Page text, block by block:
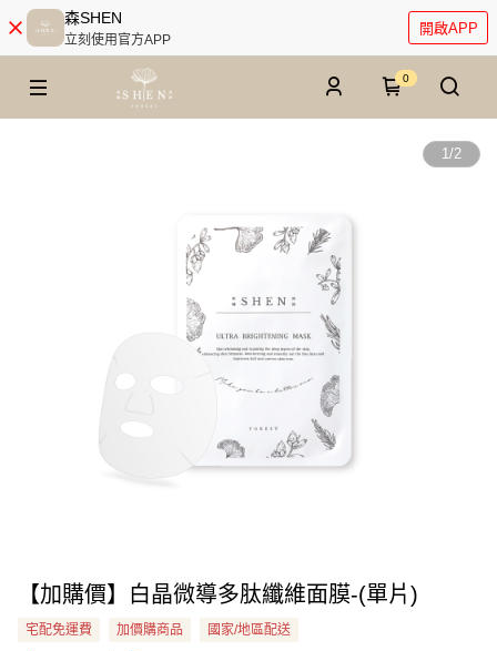
森SHEN
立刻使用官方APP
開啟APP
0
1/2
【加購價】白晶微導多肽纖維面膜-(單片)
宅配免運費 加價購商品 國家/地區配送